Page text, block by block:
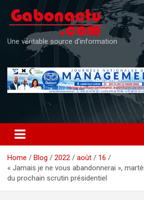
content
Une véritable source d'information
Home Blog 2022 août
16
« Jamais je ne vous abandonnerai »,
du prochain scrutin présidentiel